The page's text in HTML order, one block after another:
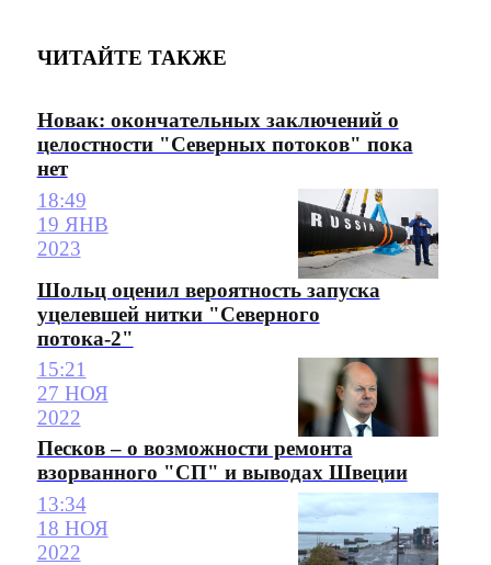
ЧИТАЙТЕ ТАКЖЕ
Новак: окончательных заключений о
целостности "Северных потоков" пока
нет
18:49
19 ЯНВ
2023
Шольц оценил вероятность запуска
уцелевшей нитки "Северного
потока-2"
15:21
27 НОЯ
2022
Песков – о возможности ремонта
взорванного "СП" и выводах Швеции
13:34
18 НОЯ
2022